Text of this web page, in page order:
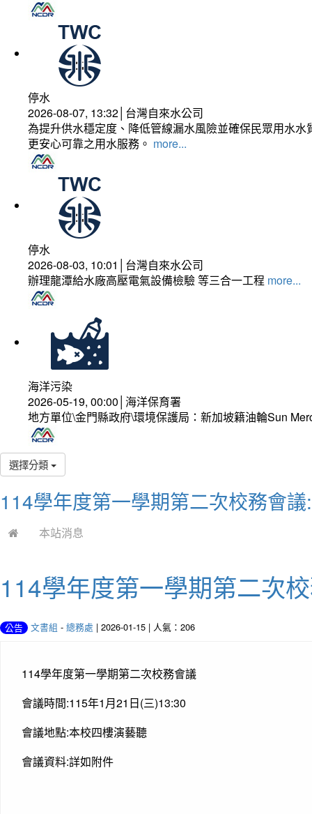
停水
2026-08-07, 13:32│台灣自來水公司
為提升供水穩定度、降低管線漏水風險並確保民眾用水
更安心可靠之用水服務。 more...
停水
2026-08-03, 10:01│台灣自來水公司
辦理龍潭給水廠高壓電氣設備檢驗 等三合一工程 more...
海洋污染
2026-05-19, 00:00│海洋保育署
地方單位\金門縣政府\環境保護局：新加坡籍油輪Sun
選擇分類
114學年度第一學期第二次校務會
本站消息
114學年度第一學期第二次
公告 文書組 - 總務處 | 2026-01-15 | 人氣：206
114學年度第一學期第二次校務會議
會議時間:115年1月21日(三)13:30
會議地點:本校四樓演藝聽
會議資料:詳如附件